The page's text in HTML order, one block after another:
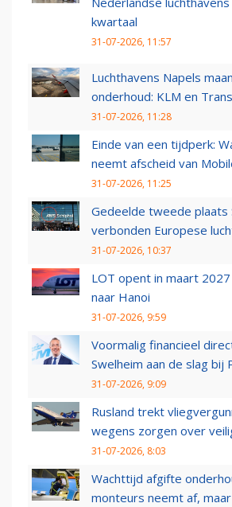
kwartaal
31-07-2026, 11:57
Luchthavens Napels
onderhoud: KLM en
31-07-2026, 11:28
Einde van een tijdperk:
neemt afscheid van
31-07-2026, 11:25
Gedeelde tweede plaats
verbonden Europese
31-07-2026, 10:37
LOT opent in maart
naar Hanoi
31-07-2026, 9:59
Voormalig financieel
Swelheim aan de slag bij
31-07-2026, 9:09
Rusland trekt
wegens zorgen over
31-07-2026, 8:03
Wachttijd afgifte
monteurs neemt af,